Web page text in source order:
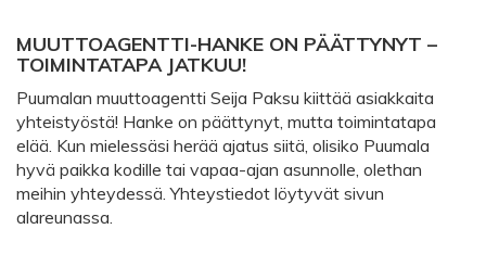
MUUTTOAGENTTI-HANKE ON PÄÄTTYNYT –
TOIMINTATAPA JATKUU!
Puumalan muuttoagentti Seija Paksu kiittää asiakkaita
yhteistyöstä! Hanke on päättynyt, mutta toimintatapa
elää. Kun mielessäsi herää ajatus siitä, olisiko Puumala
hyvä paikka kodille tai vapaa-ajan asunnolle, olethan
meihin yhteydessä. Yhteystiedot löytyvät sivun
alareunassa.